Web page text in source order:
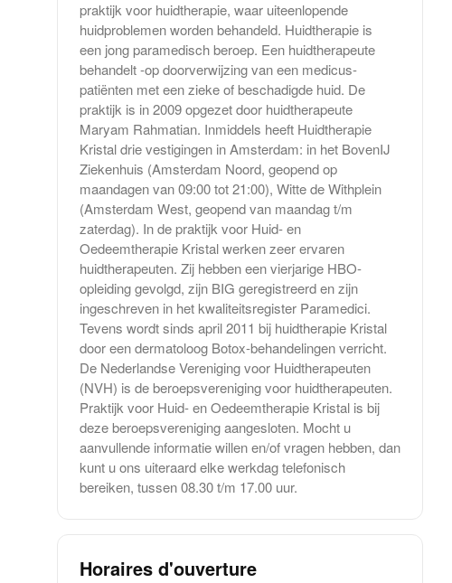
praktijk voor huidtherapie, waar uiteenlopende
huidproblemen worden behandeld. Huidtherapie is
een jong paramedisch beroep. Een huidtherapeute
behandelt -op doorverwijzing van een medicus-
patiënten met een zieke of beschadigde huid. De
praktijk is in 2009 opgezet door huidtherapeute
Maryam Rahmatian. Inmiddels heeft Huidtherapie
Kristal drie vestigingen in Amsterdam: in het BovenIJ
Ziekenhuis (Amsterdam Noord, geopend op
maandagen van 09:00 tot 21:00), Witte de Withplein
(Amsterdam West, geopend van maandag t/m
zaterdag). In de praktijk voor Huid- en
Oedeemtherapie Kristal werken zeer ervaren
huidtherapeuten. Zij hebben een vierjarige HBO-
opleiding gevolgd, zijn BIG geregistreerd en zijn
ingeschreven in het kwaliteitsregister Paramedici.
Tevens wordt sinds april 2011 bij huidtherapie Kristal
door een dermatoloog Botox-behandelingen verricht.
De Nederlandse Vereniging voor Huidtherapeuten
(NVH) is de beroepsvereniging voor huidtherapeuten.
Praktijk voor Huid- en Oedeemtherapie Kristal is bij
deze beroepsvereniging aangesloten. Mocht u
aanvullende informatie willen en/of vragen hebben, dan
kunt u ons uiteraard elke werkdag telefonisch
bereiken, tussen 08.30 t/m 17.00 uur.
Horaires d'ouverture